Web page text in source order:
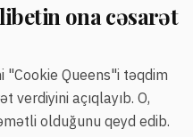
ona cəsarət
Queens"i təqdim
verdiyini açıqlayıb. O,
olduğunu qeyd edib.